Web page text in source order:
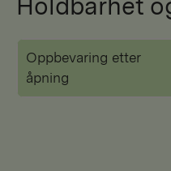
Oppbevaring etter
åpning